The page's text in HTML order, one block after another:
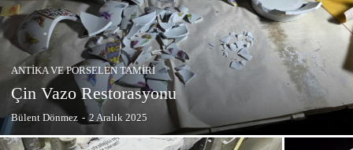
ANTIKA VE PORSELEN TAMIRI
Çin Vazo Restorasyonu
Bülent Dönmez - 2 Aralık 2025